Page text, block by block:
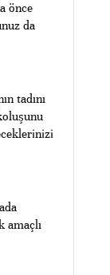
önce
da
tadını
amaçlı